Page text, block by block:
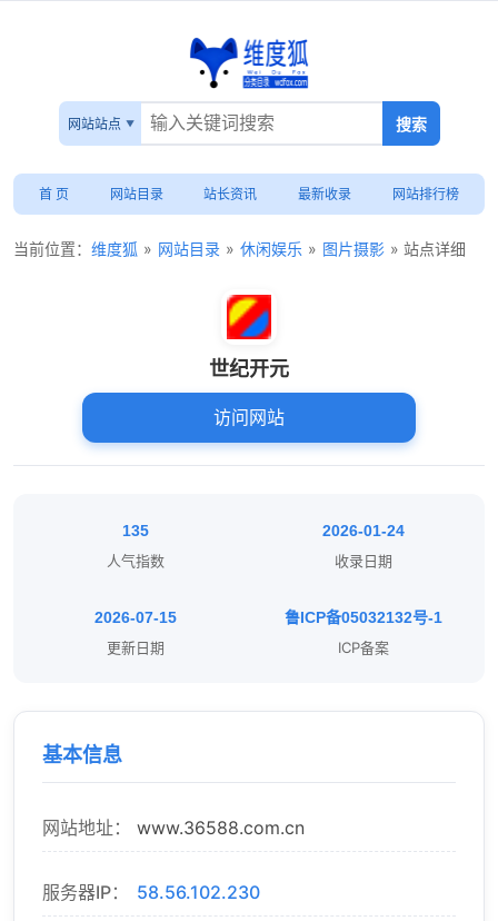
网站站点
首 页 网站目录 站长资讯 最新收录 网站排行榜
当前位置： 维度狐 » 网站目录 » 休闲娱乐 » 图片摄影 » 站点详细
世纪开元
访问网站
135
人气指数
2026-01-24
收录日期
2026-07-15
更新日期
鲁ICP备05032132号-1
ICP备案
基本信息
网站地址： www.36588.com.cn
服务器IP： 58.56.102.230